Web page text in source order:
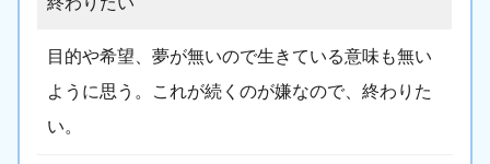
目的や希望、夢が無いので生きている意味も無い
ように思う。これが続くのが嫌なので、終わりた
い。